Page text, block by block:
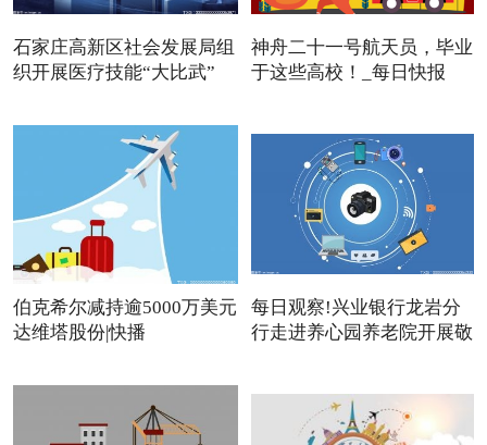
石家庄高新区社会发展局组
织开展医疗技能“大比武”
神舟二十一号航天员，毕业
于这些高校！_每日快报
伯克希尔减持逾5000万美元
达维塔股份|快播
每日观察!兴业银行龙岩分
行走进养心园养老院开展敬